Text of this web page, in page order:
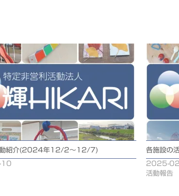
動紹介(2024年12/2～12/7)
10
各施設の
2025-
活動報告